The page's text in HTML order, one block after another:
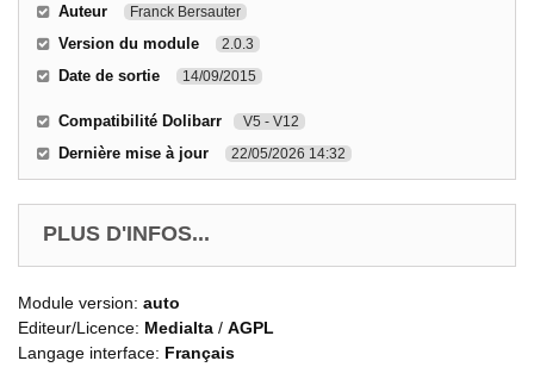
Auteur Franck Bersauter
Version du module 2.0.3
Date de sortie 14/09/2015
Compatibilité Dolibarr V5 - V12
Dernière mise à jour 22/05/2026 14:32
PLUS D'INFOS...
Module version: auto
Editeur/Licence: Medialta / AGPL
Langage interface: Français